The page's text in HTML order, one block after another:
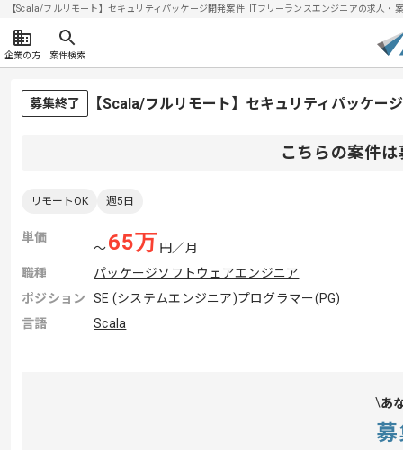
【Scala/フルリモート】セキュリティパッケージ開発案件| ITフリーランスエンジニアの求人
企業の方 案件検索
募集終了 【Scala/フルリモート】セキュリティパッケー
こちらの案件
リモートOK 週5日
単価
〜65万 円／月
職種
パッケージソフトウェアエンジニア
ポジション
SE (システムエンジニア)プログラマー(PG)
言語
Scala
あ